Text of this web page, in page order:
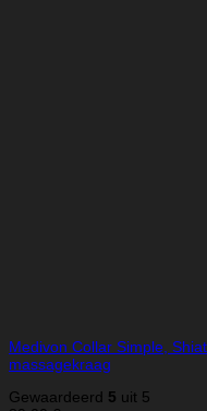
Medivon Collar Simple,
massagekraag
Gewaardeerd 5 uit 5